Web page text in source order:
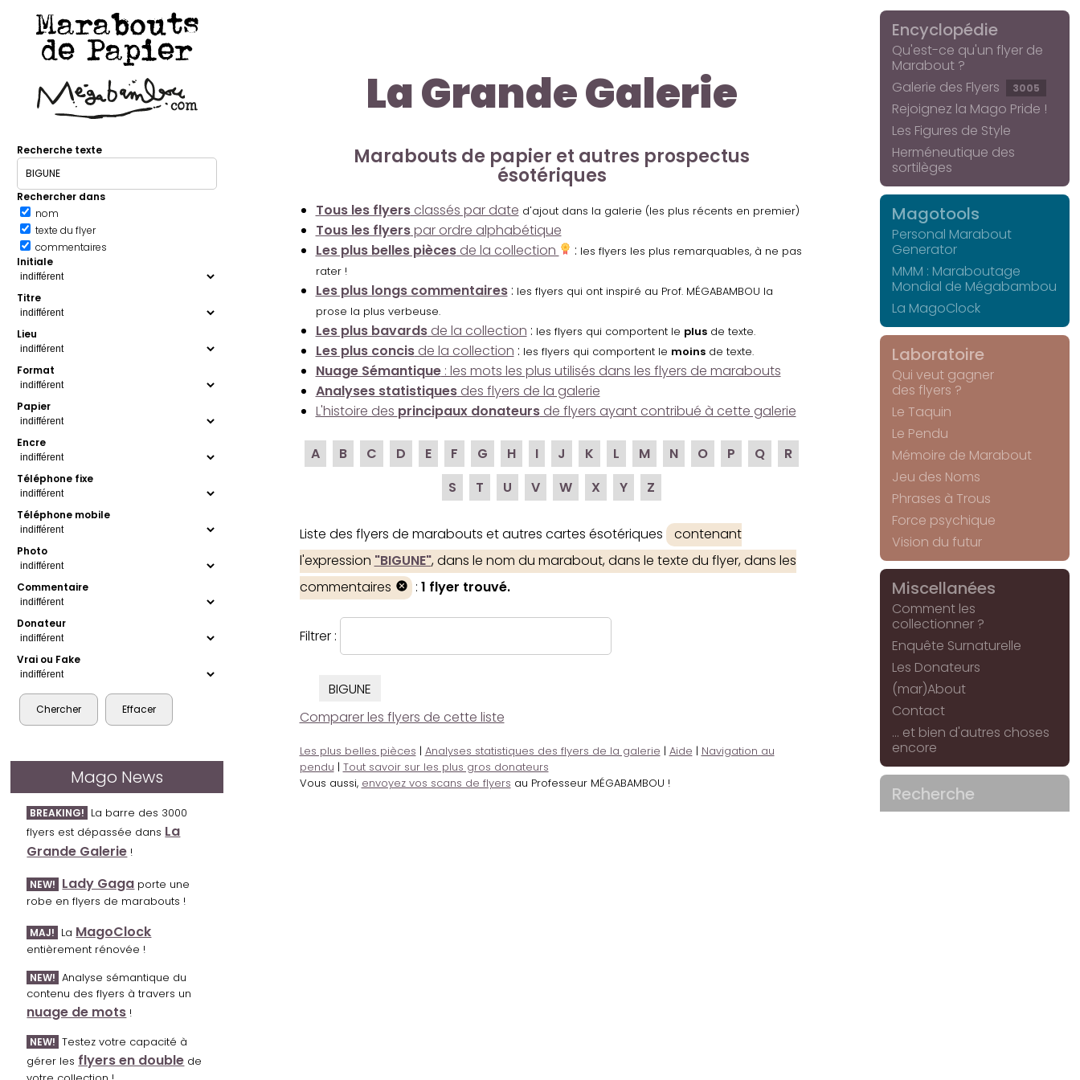
Marabouts
de Papier
Recherche texte
Rechercher dans
nom
texte du flyer
commentaires
Initiale
Titre
Lieu
Format
Papier
Encre
Téléphone fixe
Téléphone mobile
Photo
Commentaire
Donateur
Vrai ou Fake
Mago News
BREAKING! La barre des 3000
flyers est dépassée dans La
Grande Galerie !
NEW! Lady Gaga porte une
robe en flyers de marabouts !
MAJ! La MagoClock
entièrement rénovée !
NEW! Analyse sémantique du
contenu des flyers à travers un
nuage de mots !
NEW! Testez votre capacité à
gérer les flyers en double de
La Grande Galerie
Marabouts de papier et autres prospectus
ésotériques
Tous les flyersclassés par date d'ajout dans la galerie (les plus récents en premier)
Tous les flyerspar ordre alphabétique
Les plus belles piècesde la collection : les flyers les plus remarquables, à ne pas
rater !
Les plus longs commentaires: les flyers qui ont inspiré au Prof. MÉGABAMBOU la
prose la plus verbeuse.
Les plus bavardsde la collection : les flyers qui comportent le plusde texte.
Les plus concisde la collection : les flyers qui comportent le moinsde texte.
Nuage Sémantique: les mots les plus utilisés dans les flyers de marabouts
Analyses statistiquesdes flyers de la galerie
L'histoire des principaux donateursde flyers ayant contribué à cette galerie
A B C D E F G H I J K L M N O P Q
R
S
T U V W X Y Z
Liste des flyers de marabouts et autres cartes ésotériques
contenant
l'expression "BIGUNE", dans le nom du marabout, dans le texte du flyer, dans les
commentaires
: 1 flyer trouvé.
Filtrer :
BIGUNE
Comparer les flyers de cette liste
Les plus belles pièces | Analyses statistiques des flyers de la galerie | Aide | Navigation au
pendu | Tout savoir sur les plus gros donateurs
Vous aussi, envoyez vos scans de flyers au Professeur MÉGABAMBOU !
Encyclopédie
Qu'est-ce qu'un flyer de
Marabout ?
Galerie des Flyers
3005
Rejoignez la Mago Pride !
Les Figures de Style
Herméneutique des
sortilèges
Magotools
Personal Marabout
Generator
MMM : Maraboutage
Mondial de Mégabambou
La MagoClock
Laboratoire
Qui veut gagner
des flyers ?
Le Taquin
Le Pendu
Mémoire de Marabout
Jeu des Noms
Phrases à Trous
Force psychique
Vision du futur
Miscellanées
Comment les
collectionner ?
Enquête Surnaturelle
Les Donateurs
(mar)About
Contact
... et bien d'autres choses
encore
Recherche